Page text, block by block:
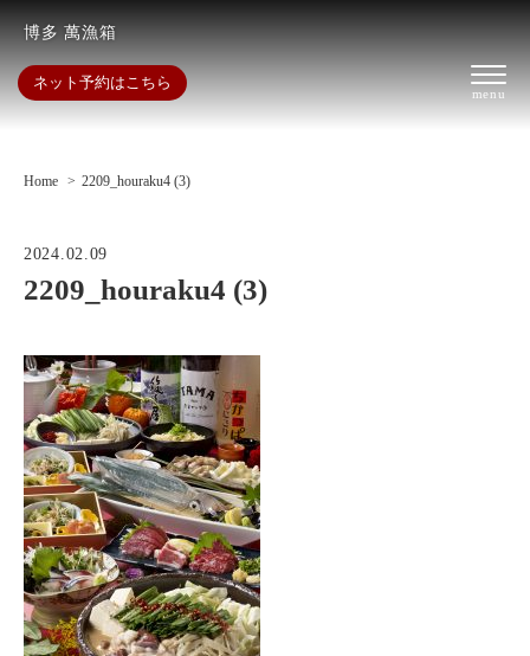
博多 萬漁箱
ネット予約はこちら
Home 2209_houraku4 (3)
2024.02.09
2209_houraku4 (3)